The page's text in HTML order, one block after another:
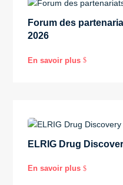
Forum des
2026
En savoir plus $
ELRIG Drug
En savoir plus $